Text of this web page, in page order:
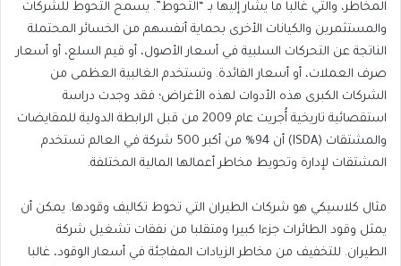
المخاطر، والتي غالبا ما يشار إليها بـ “التحوط”. يسمح التحوط للشركات
والمستثمرين والكيانات الأخرى بحماية أنفسهم من الخسائر المحتملة
الناتجة عن التحركات السلبية في أسعار الأصول، أو قيم السلع، أو أسعار
صرف العملات، أو أسعار الفائدة. وتستخدم الغالبية العظمى من
الشركات الكبرى هذه الأدوات لهذه الأغراض؛ فقد وجدت دراسة
استقصائية تاريخية أُجريت عام 2009 من قبل الرابطة الدولية للمقايضات
والمشتقات (ISDA) أن 94% من أكبر 500 شركة في العالم تستخدم
المشتقات لإدارة وتحويط مخاطر أعمالها المالية المختلفة.
مثال كلاسيكي هو شركات الطيران التي تحوط تكاليف وقودها. يمكن أن
يمثل وقود الطائرات جزءا كبيرا ومتقلبا من نفقات تشغيل شركة
الطيران. للتخفيف من مخاطر الزيادات المفاجئة في أسعار الوقود، غالبا